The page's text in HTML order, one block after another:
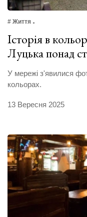
# Життя
Історія в
Луцька понад
У мережі з'явилися
кольорах.
13 Вересня 2025